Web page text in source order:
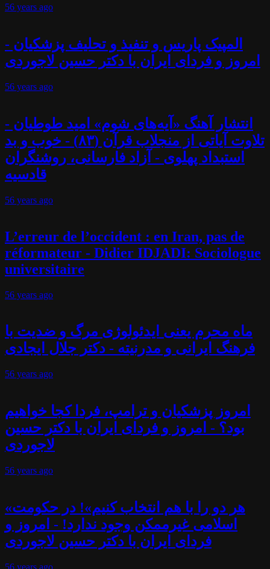
56 years ago
المپیک پاریس و تنفیذ و تحلیف پزشکیان -
امروز و فردای ایران با دکتر حسین لاجوردی
56 years ago
انتشار آهنگ «آیه‌های شوم» امید طوطیان -
تلاوت آیاتی از منجلاب قرآن (۸۳) - خوب و بد
استبداد پهلوی - آزاد فارسانی، روشنگران
قادسیه
56 years ago
L’erreur de l’occident : en Iran, pas de
réformateur - Didier IDJADI: Sociologue
universitaire
56 years ago
ماه محرم یعنی ایدئولوژی مرگ و ضدیت با
فرهنگ ایرانی و مدرنیته - دکتر جلال ایجادی
56 years ago
امروز پزشکیان و ترامپ، فردا کجا خواهیم
بود؟ - امروز و فردای ایران با دکتر حسین
لاجوردی
56 years ago
«هر دو را با هم انتخاب کنیم»! در حکومت
اسلامی غیرممکن وجود ندارد! - امروز و
فردای ایران با دکتر حسین لاجوردی
56 years ago